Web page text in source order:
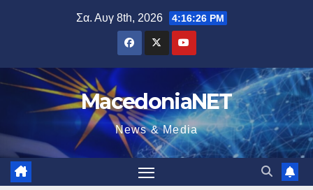
Σα. Αυγ 8th, 2026 4:16:27 PM
MacedoniaNET
News & Media